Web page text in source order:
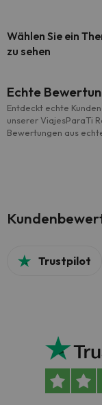
Wählen Sie ein
zu sehen
Echte
Entdeckt echte
unserer ViajesParaTi
Bewertungen aus
Trustpilot